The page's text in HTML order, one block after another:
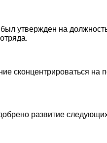
утвержден на
сконцентрироваться на
развитие